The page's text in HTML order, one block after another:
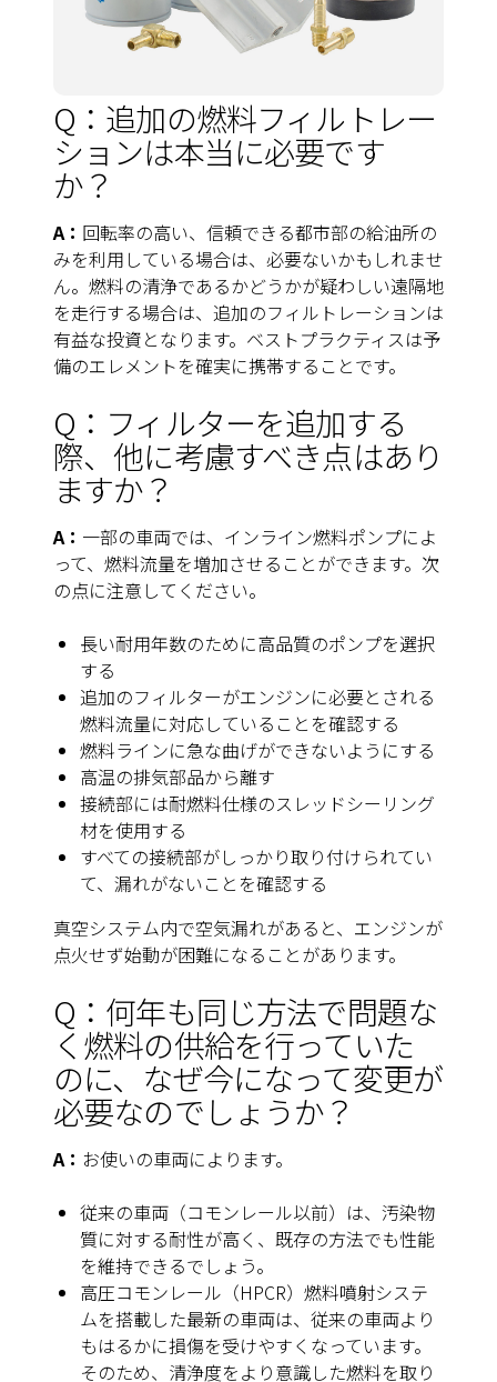
Q：追加の燃料フィルトレー
ションは本当に必要です
か？
A： 回転率の高い、信頼できる都市部の給油所の
みを利用している場合は、必要ないかもしれませ
ん。燃料の清浄であるかどうかが疑わしい遠隔地
を走行する場合は、追加のフィルトレーションは
有益な投資となります。ベストプラクティスは予
備のエレメントを確実に携帯することです。
Q：フィルターを追加する
際、他に考慮すべき点はあり
ますか？
A： 一部の車両では、インライン燃料ポンプによ
って、燃料流量を増加させることができます。次
の点に注意してください。
長い耐用年数のために高品質のポンプを選択
する
追加のフィルターがエンジンに必要とされる
燃料流量に対応していることを確認する
燃料ラインに急な曲げができないようにする
高温の排気部品から離す
接続部には耐燃料仕様のスレッドシーリング
材を使用する
すべての接続部がしっかり取り付けられてい
て、漏れがないことを確認する
真空システム内で空気漏れがあると、エンジンが
点火せず始動が困難になることがあります。
Q：何年も同じ方法で問題な
く燃料の供給を行っていた
のに、なぜ今になって変更が
必要なのでしょうか？
A： お使いの車両によります。
従来の車両（コモンレール以前）は、汚染物
質に対する耐性が高く、既存の方法でも性能
を維持できるでしょう。
高圧コモンレール（HPCR）燃料噴射システ
ムを搭載した最新の車両は、従来の車両より
もはるかに損傷を受けやすくなっています。
そのため、清浄度をより意識した燃料を取り